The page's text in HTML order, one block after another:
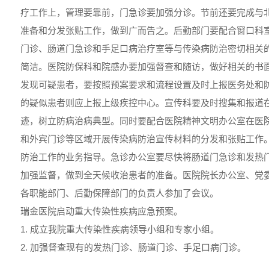
疗工作上，管理要靠前，门急诊要加强分诊。节前还要完成与
准备和分发张贴工作，做到广而告之。后勤部门要配合窗口科
门诊、肠道门急诊和手足口病治疗室等与传染病防治密切相关
简洁。医院防保科和院感办要加强督查和随访，做好相关的书
发现可疑患者，要按照预案要求和流程设置及时上报医务处和
的疑似患者则应上报上级疾控中心。宣传科要及时搜集和报道
迹，树立防病治病典型。同时要配合医院精神文明办公室在医
和外宾门诊等区域开展传染病防治宣传材料的分发和张贴工作
防治工作的业务指导。急诊办公室要尽快将肠道门急诊和发热
加强监督，做到全天候收治患者的准备。医院院长办公室、党
各职能部门、后勤保障部门的负责人参加了会议。
瑞金医院启动重大传染性疾病应急预案。
1. 成立我院重大传染性疾病领导小组和专家小组。
2. 加强督查现有的发热门诊、肠道门诊、手足口病门诊。